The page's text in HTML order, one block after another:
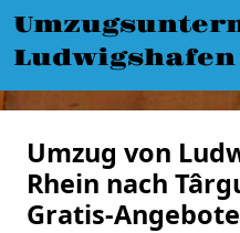
Umzug von
Rhein nach
Gratis-Angebote